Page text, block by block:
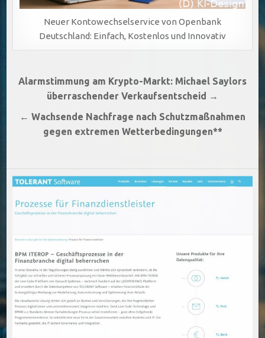
Neuer Kontowechselservice von Openbank
Deutschland: Einfach, Kostenlos und Innovativ
Beitragsnavigation
Alarmstimmung am Krypto-Markt: Michael Saylors
überraschender Verkaufsentscheid →
← Wachsende Nachfrage nach Schutzmaßnahmen
gegen extremen Wetterbedingungen**